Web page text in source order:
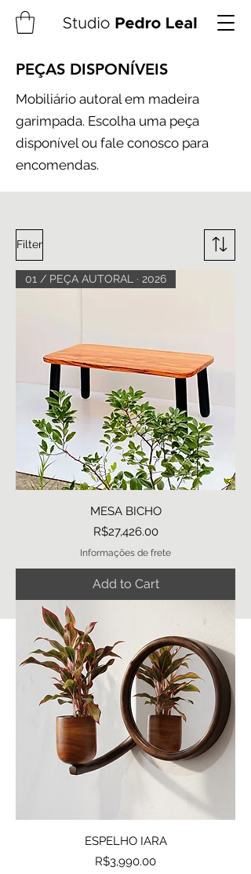
PEÇAS DISPONÍVEIS
Mobiliário autoral em madeira
garimpada. Escolha uma peça
disponível ou fale conosco para
encomendas.
Filter
01 / PEÇA AUTORAL · 2026
MESA BICHO
Price
R$27,426.00
Informações de frete
Add to Cart
ESPELHO IARA
Price
R$3,990.00